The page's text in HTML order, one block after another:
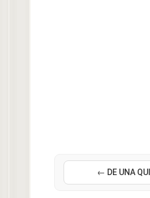
← DE UNA